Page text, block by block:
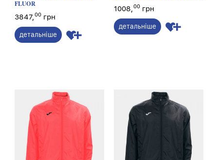
FLUOR
3847,00 грн
детальніше
1008,00 грн
детальніше